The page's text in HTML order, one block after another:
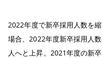
2022年度で新卒採用人数を
場合、2022年度新卒採用人
人へと上昇。2021年度の新